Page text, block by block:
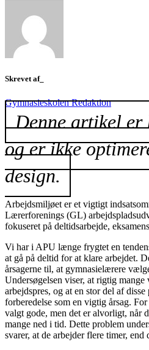
Skrevet af_
Gymnasieskolen Redaktion
Denne artikel
og er ikke
design.
Arbejdsmiljøet er et vigtigt
Lærerforenings (GL)
fokuseret på deltidsarbejde,
Vi har i APU længe frygtet en
at gå på deltid for at klare arbejdet.
årsagerne til, at gymnasielærere
Undersøgelsen viser, at rigtig
arbejdspres, og at en stor del af
forberedelse som en vigtig årsag.
valgt gode, men det er alvorligt, når
mange ned i tid. Dette problem
svarer, at de arbejder flere timer, end